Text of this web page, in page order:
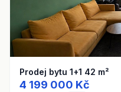
Prodej bytu 1+1 42 m²
4 199 000 Kč